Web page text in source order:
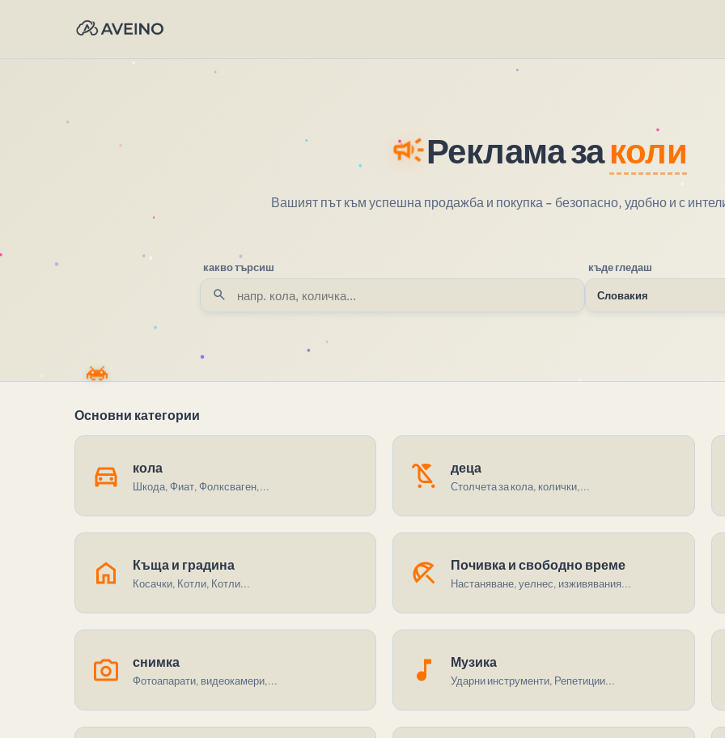
campaignРеклама заколи
Вашият път към успешна продажба и покупка - безопасно, удобно и с
какво търсиш
search
къде гледаш
Словакия
Основни категории
directions_car кола
Шкода, Фиат, Фолксваген,... child_friendly деца
Столчета за кола, колички,...
home Къща и градина
Косачки, Котли, Котли... beach_access Почивка и свободно време
Настаняване, уелнес, изживявания...
photo_camera снимка
Фотоапарати, видеокамери,... music_note Музика
Ударни инструменти, Репетиции...